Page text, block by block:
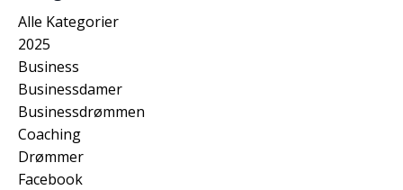
Alle Kategorier
2025
Business
Businessdamer
Businessdrømmen
Coaching
Drømmer
Facebook